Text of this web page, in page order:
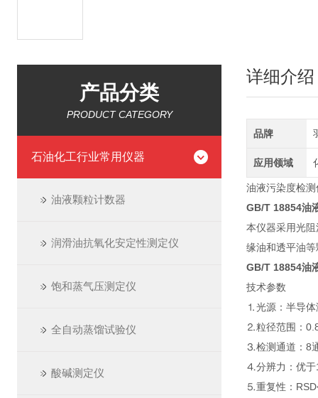
产品分类
PRODUCT CATEGORY
石油化工行业常用仪器
油液颗粒计数器
润滑油抗氧化安定性测定仪
饱和蒸气压测定仪
全自动蒸馏试验仪
酸碱测定仪
详细介绍
品牌
应用领域
油液污染度检
GB/T 18854油
本仪器采用光
缘油和透平油
GB/T 18854油
技术参数
⒈光源：半导体
⒉粒径范围：
⒊检测通道：8
⒋分辨力：优于
⒌重复